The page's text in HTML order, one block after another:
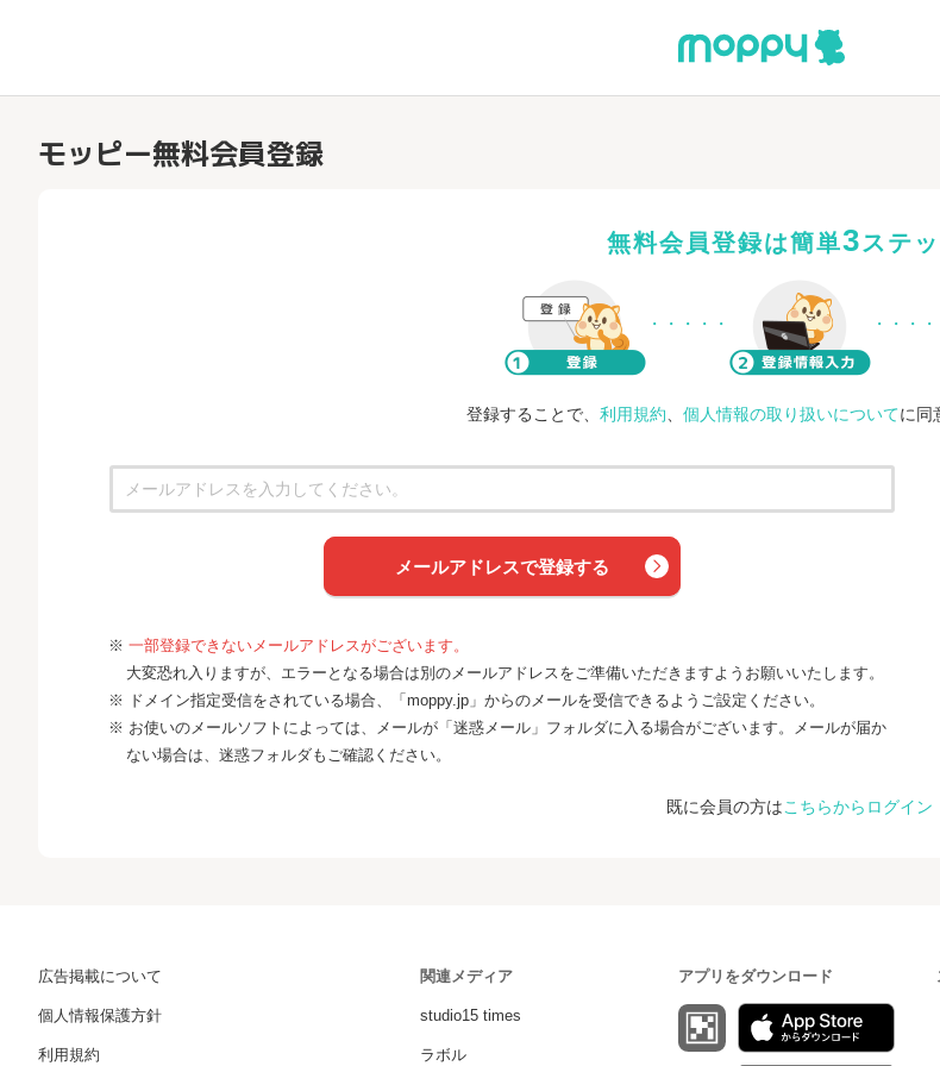
モッピー無料会員登録
無料会員登録は簡単3ステッ
登録することで、 利用規約 個人情報の取り扱いについてに同
メールアドレスで登録する
※ 一部登録できないメールアドレスがございます。
大変恐れ入りますが、エラーとなる場合は別のメールアドレスをご準備いただきますようお願いいたします。
※ ドメイン指定受信をされている場合、「moppy.jp」からのメールを受信できるようご設定ください。
※ お使いのメールソフトによっては、メールが「迷惑メール」フォルダに入る場合がございます。メールが届か
ない場合は、迷惑フォルダもご確認ください。
既に会員の方はこちらからログイン
広告掲載について
個人情報保護方針
利用規約
関連メディア
studio15 times
ラボル
アプリをダウンロード